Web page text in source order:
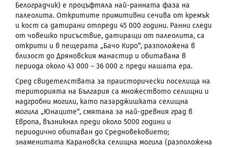
Белоградчик) е процъфтяла най-ранната фаза на
палеолита. Откритите примитивни сечива от кремък
и кост са датирани отпреди 45 000 години. Ранни следи
от човешко присъствие, датиращи от палеолита, са
открити и в пещерата „Бачо Киро“, разположена в
близост до Дряновския манастир и обитавана в
периода около 43 000 – 36 000 г. преди нашата ера.
Сред свидетелствата за праисторически поселища на
територията на България са множеството селищни и
надгробни могили, като пазарджишката селищна
могила „Юнаците“, смятана за най-древния град в
Европа, възникнал преди около 5000 години и
периодично обитаван до Средновековието;
знаменитата Карановска селищна могила (разположена